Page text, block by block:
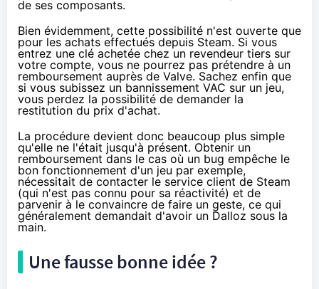
de ses composants.
Bien évidemment, cette possibilité n'est ouverte que
pour les achats effectués depuis Steam. Si vous
entrez une clé achetée chez un revendeur tiers sur
votre compte, vous ne pourrez pas prétendre à un
remboursement auprès de Valve. Sachez enfin que
si vous subissez un bannissement VAC sur un jeu,
vous perdez la possibilité de demander la
restitution du prix d'achat.
La procédure devient donc beaucoup plus simple
qu'elle ne l'était jusqu'à présent. Obtenir un
remboursement dans le cas où un bug empêche le
bon fonctionnement d'un jeu par exemple,
nécessitait de contacter le service client de Steam
(qui n'est pas connu pour sa réactivité) et de
parvenir à le convaincre de faire un geste, ce qui
généralement demandait d'avoir un Dalloz sous la
main.
Une fausse bonne idée ?